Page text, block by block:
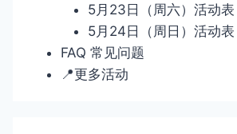
5月23日（周六）活动表
5月24日（周日）活动表
FAQ 常见问题
📍更多活动